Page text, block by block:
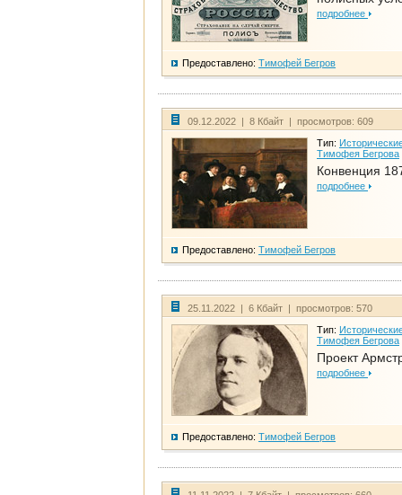
подробнее
Предоставлено: Тимофей Бегров
09.12.2022 | 8 Кбайт | просмотров: 609
Тип:
Тимофея Бегрова
Конвенция
подробнее
Предоставлено: Тимофей Бегров
25.11.2022 | 6 Кбайт | просмотров: 570
Тип:
Тимофея Бегрова
Проект
подробнее
Предоставлено: Тимофей Бегров